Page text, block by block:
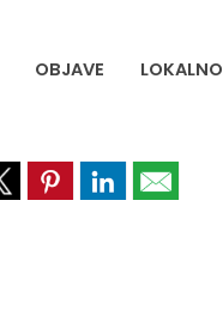
OBJAVE LOKALNO